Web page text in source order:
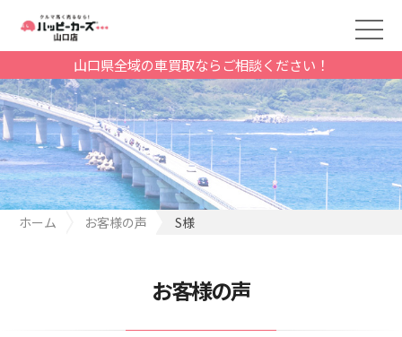
山口県全域の車買取ならご相談ください！
ホーム お客様の声 S様
お客様の声